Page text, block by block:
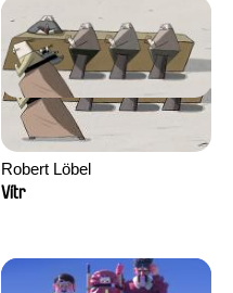
Robert Löbel
Vítr